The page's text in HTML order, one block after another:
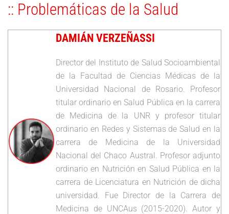
:: Problemáticas de la Salud
DAMIÁN VERZEÑASSI
Director del Instituto de Salud Socioambiental
de la Facultad de Ciencias Médicas de la
Universidad Nacional de Rosario. Profesor
titular ordinario en Salud Pública en la carrera
de Medicina de la UNR y profesor titular
ordinario en Redes y Sistemas de Salud en la
carrera de Medicina de la Universidad
Nacional del Chaco Austral. Profesor adjunto
ordinario en Nutrición en Salud Pública en la
carrera de Licenciatura en Nutrición de dicha
universidad. Fue Director de la Carrera de
Medicina de UNCAus (2015-2020). Autor y